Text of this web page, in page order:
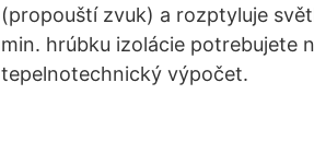
(propouští zvuk) a rozptyluje
min. hrúbku izolácie potrebujete
tepelnotechnický výpočet.